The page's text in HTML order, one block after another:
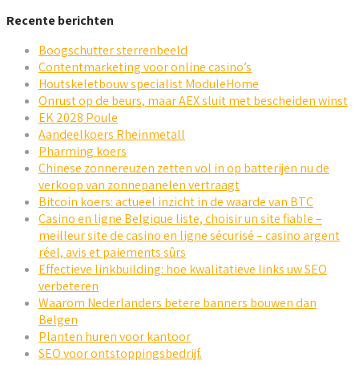
Recente berichten
Boogschutter sterrenbeeld
Contentmarketing voor online casino’s
Houtskeletbouw specialist ModuleHome
Onrust op de beurs, maar AEX sluit met bescheiden winst
EK 2028 Poule
Aandeelkoers Rheinmetall
Pharming koers
Chinese zonnereuzen zetten vol in op batterijen nu de
verkoop van zonnepanelen vertraagt
Bitcoin koers: actueel inzicht in de waarde van BTC
Casino en ligne Belgique liste, choisir un site fiable –
meilleur site de casino en ligne sécurisé – casino argent
réel, avis et paiements sûrs
Effectieve linkbuilding: hoe kwalitatieve links uw SEO
verbeteren
Waarom Nederlanders betere banners bouwen dan
Belgen
Planten huren voor kantoor
SEO voor ontstoppingsbedrijf.